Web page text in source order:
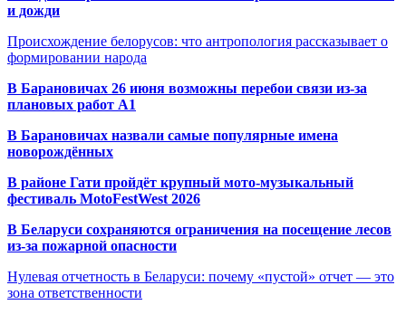
и дожди
Происхождение белорусов: что антропология рассказывает о
формировании народа
В Барановичах 26 июня возможны перебои связи из-за
плановых работ A1
В Барановичах назвали самые популярные имена
новорождённых
В районе Гати пройдёт крупный мото-музыкальный
фестиваль MotoFestWest 2026
В Беларуси сохраняются ограничения на посещение лесов
из-за пожарной опасности
Нулевая отчетность в Беларуси: почему «пустой» отчет — это
зона ответственности